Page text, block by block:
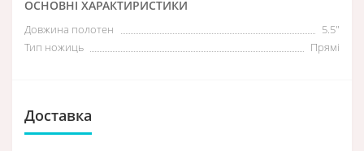
ОСНОВНІ ХАРАКТИРИСТИКИ
Довжина полотен
5.5″
Тип ножиць
Прямі
Доставка